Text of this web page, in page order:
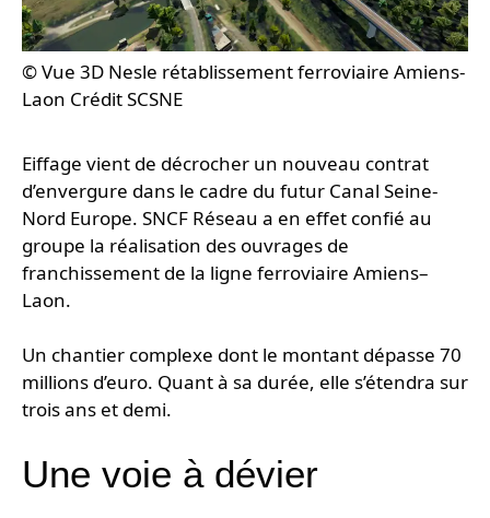
© Vue 3D Nesle rétablissement ferroviaire Amiens-
Laon Crédit SCSNE
Eiffage vient de décrocher un nouveau contrat
d’envergure dans le cadre du futur Canal Seine-
Nord Europe. SNCF Réseau a en effet confié au
groupe la réalisation des ouvrages de
franchissement de la ligne ferroviaire Amiens–
Laon.
Un chantier complexe dont le montant dépasse 70
millions d’euro. Quant à sa durée, elle s’étendra sur
trois ans et demi.
Une voie à dévier